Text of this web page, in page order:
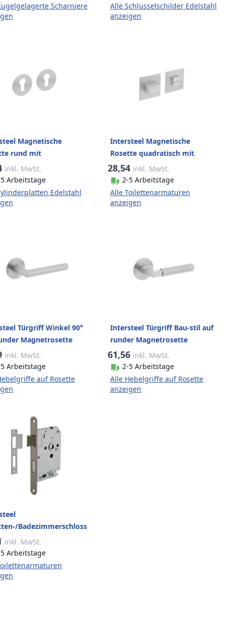
Scharniere
Alle Schlüsselschilder Edelstahl
anzeigen
Magnetische
rund mit
Edelstahl
inkl. MwSt.
Arbeitstage
Edelstahl
Intersteel Magnetische
Rosette quadratisch mit
Toiletten-/Badezimmerschloss
Edelstahl gebürstet
28,54 inkl. MwSt.
2-5 Arbeitstage
Alle Toilettenarmaturen
anzeigen
Türgriff Winkel 90°
Magnetrosette
gebürstet
inkl. MwSt.
Arbeitstage
auf Rosette
Intersteel Türgriff Bau-stil auf
runder Magnetrosette
Edelstahl gebürstet
61,56 inkl. MwSt.
2-5 Arbeitstage
Alle Hebelgriffe auf Rosette
anzeigen
Badezimmerschloss
Edelstahl gebürstet
inkl. MwSt.
Arbeitstage